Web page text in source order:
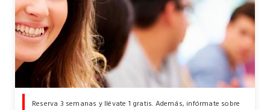
Reserva 3 semanas y llévate 1 gratis. Además, infórmate sobre